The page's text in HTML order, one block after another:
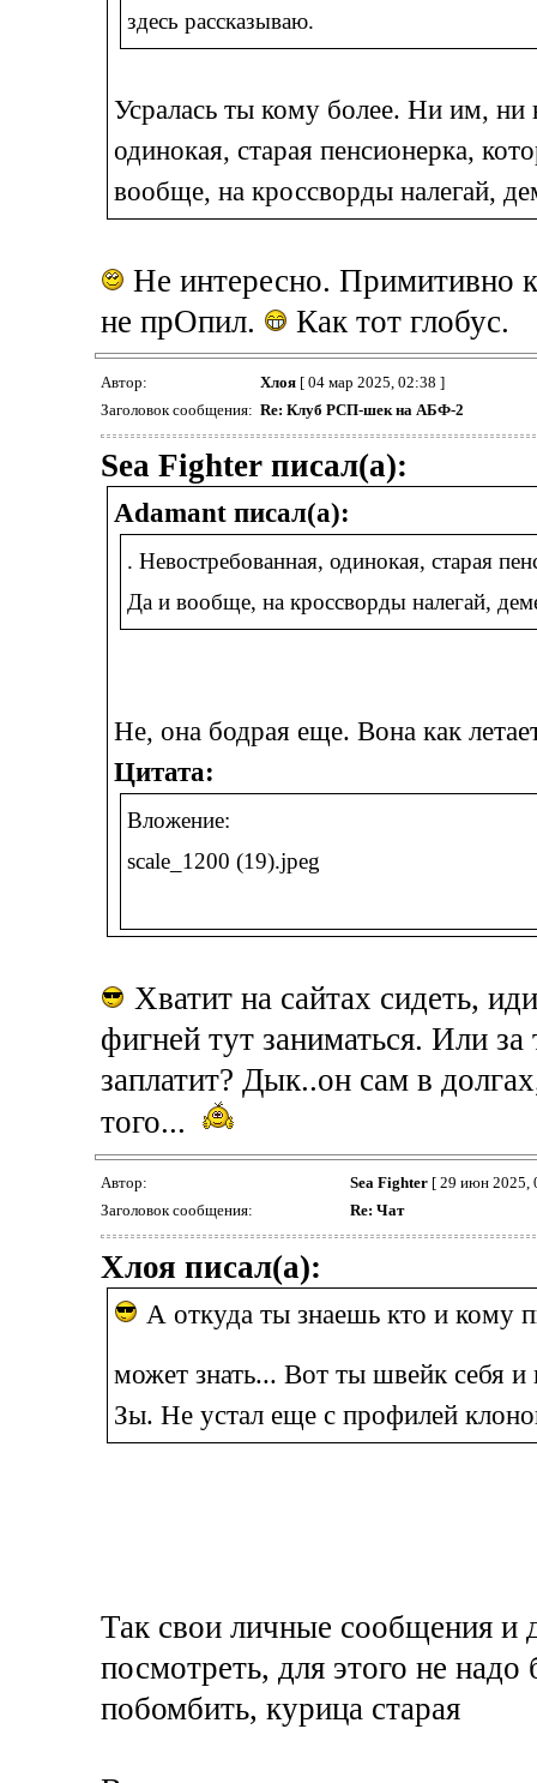
здесь рассказываю.
Усралась ты кому более. Ни им,
одинокая, старая пенсионерка,
вообще, на кроссворды налегай,
Не интересно. Примитивно
не прОпил.
Как тот глобус.
Автор: Хлоя[ 04 мар 2025, 02:38 ]
Заголовок сообщения: Re: Клуб РСП-шек на АБФ-2
Sea Fighter писал(а):
Adamant писал(а):
. Невостребованная, одинокая, старая
Да и вообще, на кроссворды налегай,
Не, она бодрая еще. Вона как
Цитата:
Вложение:
scale_1200 (19).jpeg
Хватит на сайтах сидеть,
фигней тут заниматься. Или
заплатит? Дык..он сам в
того...
Автор: Sea Fighter[ 29 июн 2025,
Заголовок сообщения:
Re: Чат
Хлоя писал(а):
А откуда ты знаешь кто и кому
может знать... Вот ты швейк себя
Зы. Не устал еще с профилей
Так свои личные сообщения
посмотреть, для этого не
побомбить, курица старая